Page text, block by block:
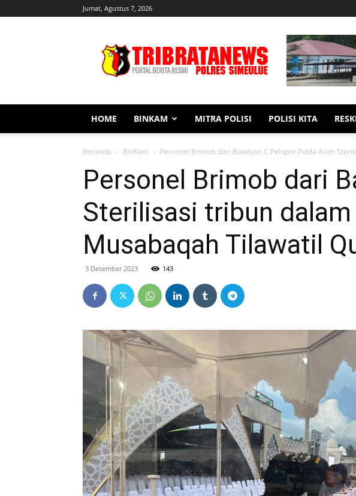
Jumat, Agustus 7, 2026
Simeulue
HOME BINKAM MITRA POLISI POLISI KITA
Beranda BinKam Personel Brimob dari Batalyon C Pelopor Polda Aceh
Personel Brimob dari
Sterilisasi tribun
Musabaqah Tilawatil
3 Desember 2023 143